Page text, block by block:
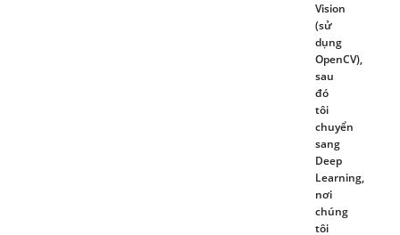
Vision
(sử
dụng
OpenCV),
sau
đó
tôi
chuyển
sang
Deep
Learning,
nơi
chúng
tôi